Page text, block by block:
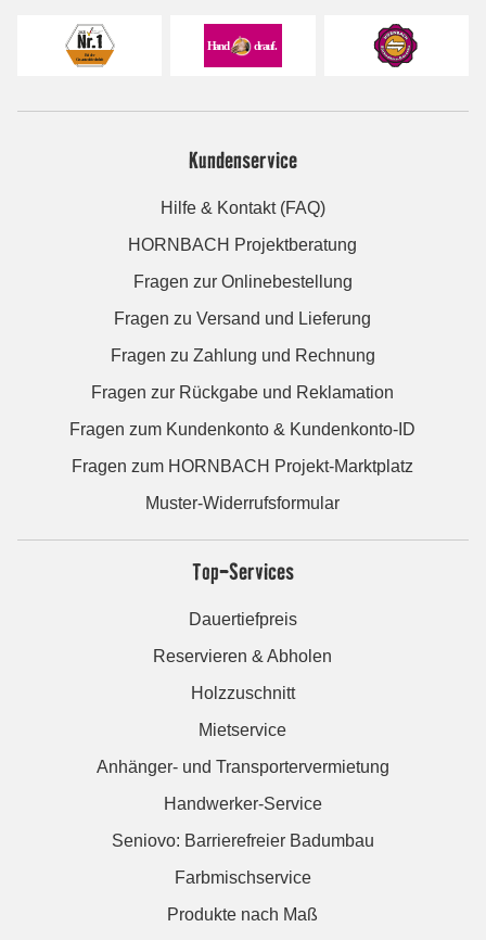
Kundenservice
Hilfe & Kontakt (FAQ)
HORNBACH Projektberatung
Fragen zur Onlinebestellung
Fragen zu Versand und Lieferung
Fragen zu Zahlung und Rechnung
Fragen zur Rückgabe und Reklamation
Fragen zum Kundenkonto & Kundenkonto-ID
Fragen zum HORNBACH Projekt-Marktplatz
Muster-Widerrufsformular
Top-Services
Dauertiefpreis
Reservieren & Abholen
Holzzuschnitt
Mietservice
Anhänger- und Transportervermietung
Handwerker-Service
Seniovo: Barrierefreier Badumbau
Farbmischservice
Produkte nach Maß